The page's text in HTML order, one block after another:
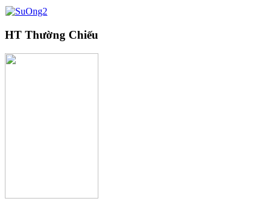
HT Thường Chiếu